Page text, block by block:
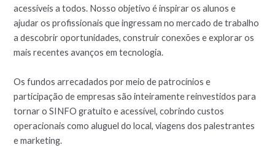
acessíveis a todos. Nosso objetivo é inspirar os alunos e
ajudar os profissionais que ingressam no mercado de trabalho
a descobrir oportunidades, construir conexões e explorar os
mais recentes avanços em tecnologia.
Os fundos arrecadados por meio de patrocínios e
participação de empresas são inteiramente reinvestidos para
tornar o SINFO gratuito e acessível, cobrindo custos
operacionais como aluguel do local, viagens dos palestrantes
e marketing.